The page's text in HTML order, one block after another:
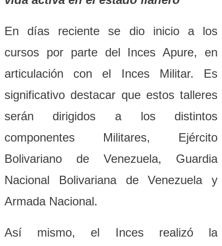
En días reciente se dio inicio a los
cursos por parte del Inces Apure, en
articulación con el Inces Militar. Es
significativo destacar que estos talleres
serán dirigidos a los distintos
componentes Militares, Ejército
Bolivariano de Venezuela, Guardia
Nacional Bolivariana de Venezuela y
Armada Nacional.
Así mismo, el Inces realizó la